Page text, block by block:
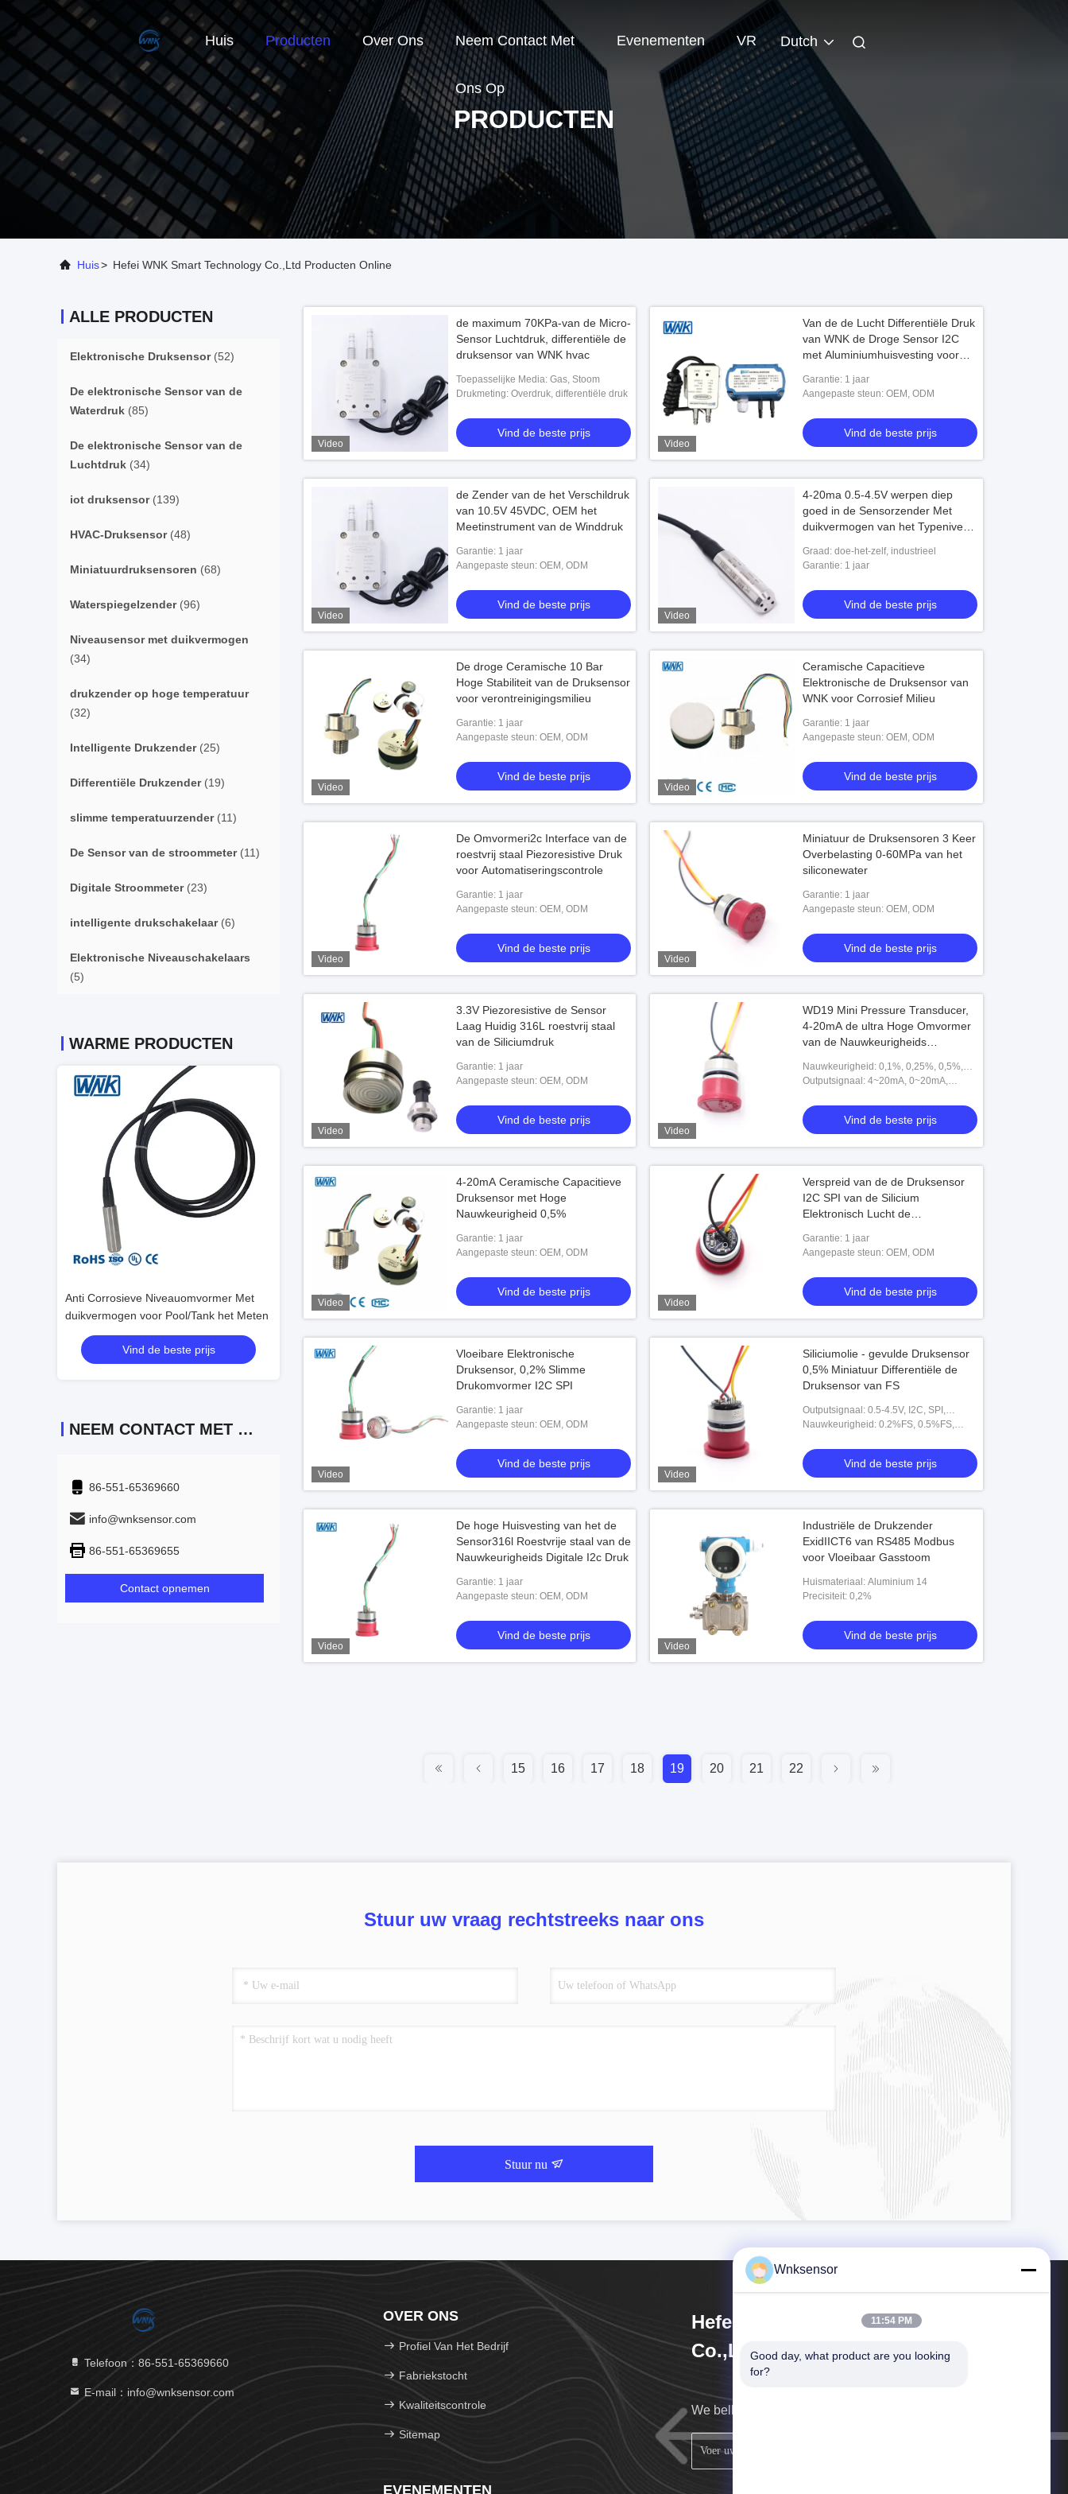
Huis Producten Over Ons Neem Contact Met
Ons Op
Evenementen VR Dutch
PRODUCTEN
Huis> Hefei WNK Smart Technology Co.,Ltd Producten Online
ALLE PRODUCTEN
Elektronische Druksensor(52)
De elektronische Sensor van de
Waterdruk (85)
De elektronische Sensor van de
Luchtdruk (34)
iot druksensor(139)
HVAC-Druksensor(48)
Miniatuurdruksensoren (68)
Waterspiegelzender(96)
Niveausensor met duikvermogen
(34)
drukzender op hoge temperatuur
(32)
Intelligente Drukzender(25)
Differentiële Drukzender(19)
slimme temperatuurzender(11)
De Sensor van de stroommeter(11)
Digitale Stroommeter(23)
intelligente drukschakelaar(6)
Elektronische Niveauschakelaars
(5)
WARME PRODUCTEN
Anti Corrosieve Niveauomvormer Met
duikvermogen voor Pool/Tank het Meten
Vind de beste prijs
Ceramische de Druksensor van de
Vind de beste prijs
24VDC de Zender van de oliedruk
Vind de beste prijs
IP65 negatieve Druksensor
Vind de beste prijs
10bar ceramische Druksensor
Vind de beste prijs
NEEM CONTACT MET ONS OP
86-551-65369660
info@wnksensor.com
86-551-65369655
Contact opnemen
Video
de maximum 70KPa-van de Micro-
Sensor Luchtdruk, differentiële de
druksensor van WNK hvac
Toepasselijke Media: Gas, Stoom
Drukmeting: Overdruk, differentiële druk
Vind de beste prijs
Video
Van de de Lucht Differentiële Druk
van WNK de Droge Sensor I2C
met Aluminiumhuisvesting voor
Garantie: 1 jaar
Aangepaste steun: OEM, ODM
Vind de beste prijs
Video
de Zender van de het Verschildruk
van 10.5V 45VDC, OEM het
Meetinstrument van de Winddruk
Garantie: 1 jaar
Aangepaste steun: OEM, ODM
Vind de beste prijs
Video
4-20ma 0.5-4.5V werpen diep
goed in de Sensorzender Met
duikvermogen van het Typeniveau
Graad: doe-het-zelf, industrieel
Garantie: 1 jaar
Vind de beste prijs
Video
De droge Ceramische 10 Bar
Hoge Stabiliteit van de Druksensor
voor verontreinigingsmilieu
Garantie: 1 jaar
Aangepaste steun: OEM, ODM
Vind de beste prijs
Video
Ceramische Capacitieve
Elektronische de Druksensor van
WNK voor Corrosief Milieu
Garantie: 1 jaar
Aangepaste steun: OEM, ODM
Vind de beste prijs
Video
De Omvormeri2c Interface van de
roestvrij staal Piezoresistive Druk
voor Automatiseringscontrole
Garantie: 1 jaar
Aangepaste steun: OEM, ODM
Vind de beste prijs
Video
Miniatuur de Druksensoren 3 Keer
Overbelasting 0-60MPa van het
siliconewater
Garantie: 1 jaar
Aangepaste steun: OEM, ODM
Vind de beste prijs
Video
3.3V Piezoresistive de Sensor
Laag Huidig 316L roestvrij staal
van de Siliciumdruk
Garantie: 1 jaar
Aangepaste steun: OEM, ODM
Vind de beste prijs
Video
WD19 Mini Pressure Transducer,
4-20mA de ultra Hoge Omvormer
van de Nauwkeurigheids
Nauwkeurigheid: 0,1%, 0,25%, 0,5%,
1,0%
Outputsignaal: 4~20mA, 0~20mA,
Vind de beste prijs
Video
4-20mA Ceramische Capacitieve
Druksensor met Hoge
Nauwkeurigheid 0,5%
Garantie: 1 jaar
Aangepaste steun: OEM, ODM
Vind de beste prijs
Video
Verspreid van de de Druksensor
I2C SPI van de Silicium
Elektronisch Lucht de
Garantie: 1 jaar
Aangepaste steun: OEM, ODM
Vind de beste prijs
Video
Vloeibare Elektronische
Druksensor, 0,2% Slimme
Drukomvormer I2C SPI
Garantie: 1 jaar
Aangepaste steun: OEM, ODM
Vind de beste prijs
Video
Siliciumolie - gevulde Druksensor
0,5% Miniatuur Differentiële de
Druksensor van FS
Outputsignaal: 0.5-4.5V, I2C, SPI,
4~20mA, 1-5V, 0-10V
Nauwkeurigheid: 0.2%FS, 0.5%FS,
Vind de beste prijs
Video
De hoge Huisvesting van het de
Sensor316l Roestvrije staal van de
Nauwkeurigheids Digitale I2c Druk
Garantie: 1 jaar
Aangepaste steun: OEM, ODM
Vind de beste prijs
Video
Industriële de Drukzender
ExidIICT6 van RS485 Modbus
voor Vloeibaar Gasstoom
Huismateriaal: Aluminium 14
Precisiteit: 0,2%
Vind de beste prijs
15 16 17 18 19 20 21 22
Stuur uw vraag rechtstreeks naar ons
Stuur nu
Telefoon：86-551-65369660
E-mail：info@wnksensor.com
OVER ONS
Profiel Van Het Bedrijf
Fabriekstocht
Kwaliteitscontrole
Sitemap
EVENEMENTEN
Hefei WNK Smart Technology
Co.,Ltd
We bellen u zo snel mogelijk terug.
Wnksensor
11:54 PM
Good day, what product are you looking
for?